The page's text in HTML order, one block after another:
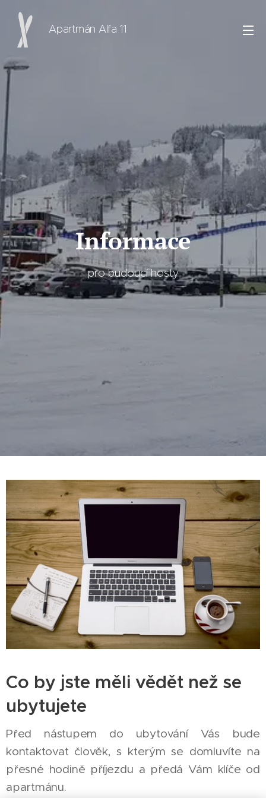
Apartmán Alfa 11
Informace
pro budoucí hosty
Co by jste měli vědět než se
ubytujete
Před nástupem do ubytování Vás bude
kontaktovat člověk, s kterým se domluvíte na
přesné hodině příjezdu a předá Vám klíče od
apartmánu.